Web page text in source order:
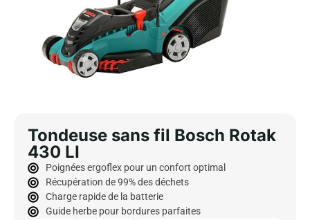
Tondeuse sans fil Bosch Rotak
430 LI
Poignées ergoflex pour un confort optimal
Récupération de 99% des déchets
Charge rapide de la batterie
Guide herbe pour bordures parfaites